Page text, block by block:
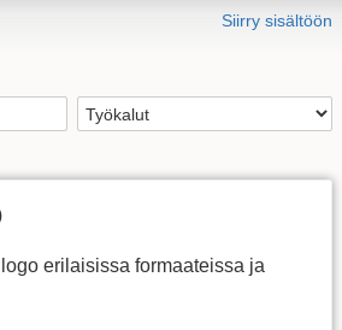
Siirry sisältöön
erilaisissa formaateissa ja